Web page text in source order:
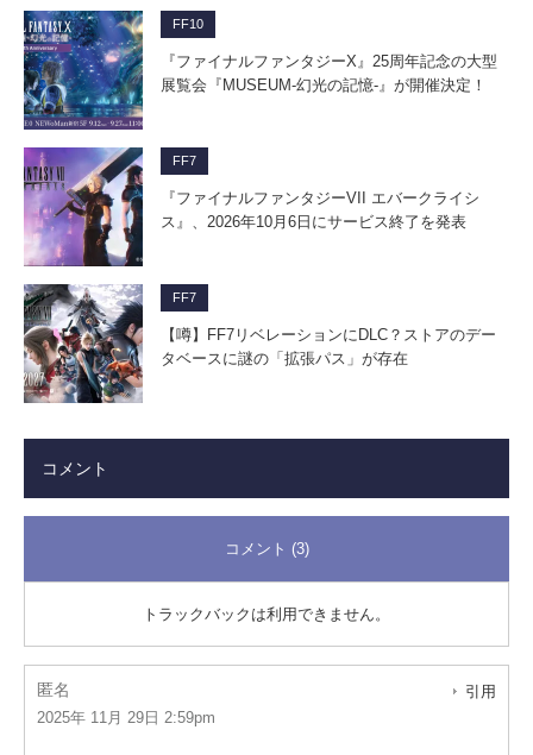
FF10
『ファイナルファンタジーX』25周年記念の大型
展覧会『MUSEUM-幻光の記憶-』が開催決定！
FF7
『ファイナルファンタジーVII エバークライシ
ス』、2026年10月6日にサービス終了を発表
FF7
【噂】FF7リベレーションにDLC？ストアのデー
タベースに謎の「拡張パス」が存在
コメント
コメント (3)
トラックバックは利用できません。
匿名
2025年 11月 29日 2:59pm
引用